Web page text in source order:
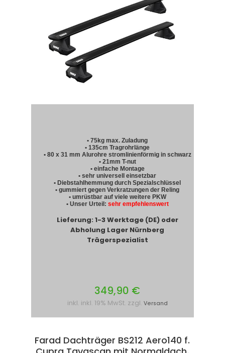
• 75kg max. Zuladung
• 135cm Tragrohrlänge
• 80 x 31 mm Alurohre stromlinienförmig in schwarz
• 21mm T-nut
• einfache Montage
• sehr universell einsetzbar
• Diebstahlhemmung durch Spezialschlüssel
• gummiert gegen Verkratzungen der Reling
• umrüstbar auf viele weitere PKW
• Unser Urteil: sehr empfehlenswert
Lieferung: 1-3 Werktage (DE) oder
Abholung Lager Nürnberg
Trägerspezialist
349,90 €
inkl. inkl. 19% MwSt. zzgl. Versand
Farad Dachträger BS212 Aero140 f.